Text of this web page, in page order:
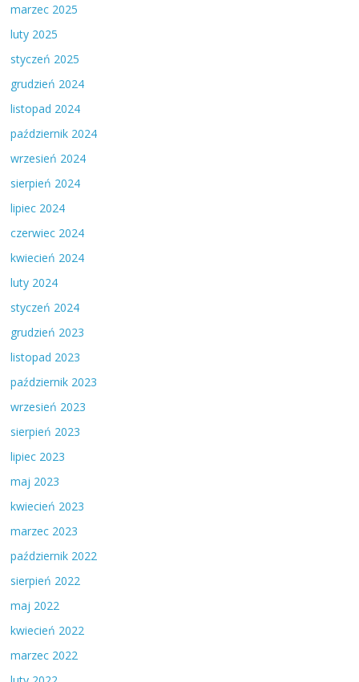
marzec 2025
luty 2025
styczeń 2025
grudzień 2024
listopad 2024
październik 2024
wrzesień 2024
sierpień 2024
lipiec 2024
czerwiec 2024
kwiecień 2024
luty 2024
styczeń 2024
grudzień 2023
listopad 2023
październik 2023
wrzesień 2023
sierpień 2023
lipiec 2023
maj 2023
kwiecień 2023
marzec 2023
październik 2022
sierpień 2022
maj 2022
kwiecień 2022
marzec 2022